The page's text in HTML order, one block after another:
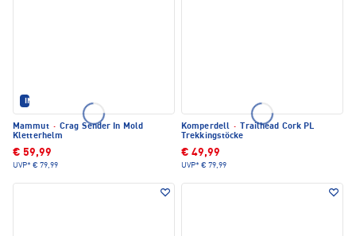
IM SET ERHÄLTLICH
Mammut · Crag Sender In Mold
Kletterhelm
€ 59,99
UVP* € 79,99
Komperdell ·
Trailhead Cork PL
Trekkingstöcke
€ 49,99
UVP* € 79,99